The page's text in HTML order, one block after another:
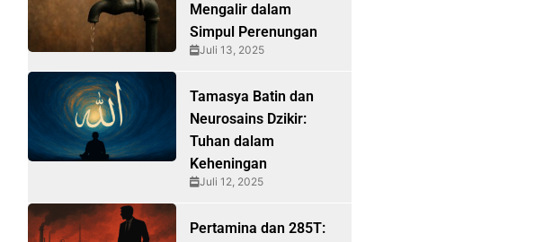
Mengalir dalam
Simpul Perenungan
Juli 13, 2025
Tamasya Batin dan
Neurosains Dzikir:
Tuhan dalam
Keheningan
Juli 12, 2025
Pertamina dan 285T: